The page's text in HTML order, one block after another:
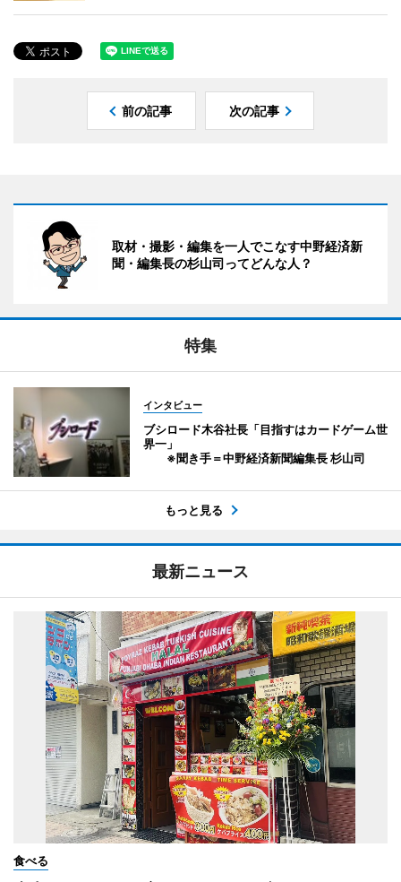
前の記事 次の記事
取材・撮影・編集を一人でこなす中野経済新
聞・編集長の杉山司ってどんな人？
特集
インタビュー
ブシロード木谷社長「目指すはカードゲーム世
界一」
※聞き手＝中野経済新聞編集長 杉山司
もっと見る
最新ニュース
食べる